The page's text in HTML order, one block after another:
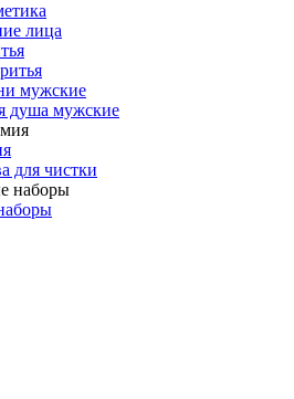
лица
мужские
душа мужские
для чистки